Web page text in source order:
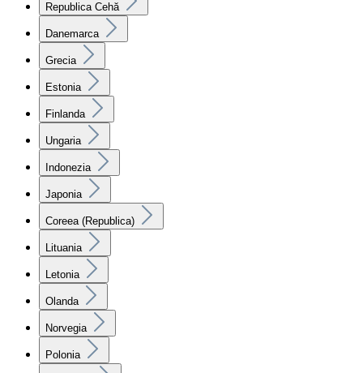
Republica Cehă
Danemarca
Grecia
Estonia
Finlanda
Ungaria
Indonezia
Japonia
Coreea (Republica)
Lituania
Letonia
Olanda
Norvegia
Polonia